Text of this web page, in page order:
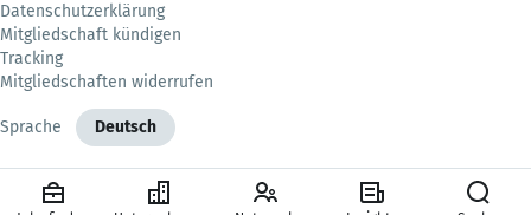
Datenschutzerklärung
Mitgliedschaft kündigen
Tracking
Mitgliedschaften widerrufen
Sprache Deutsch